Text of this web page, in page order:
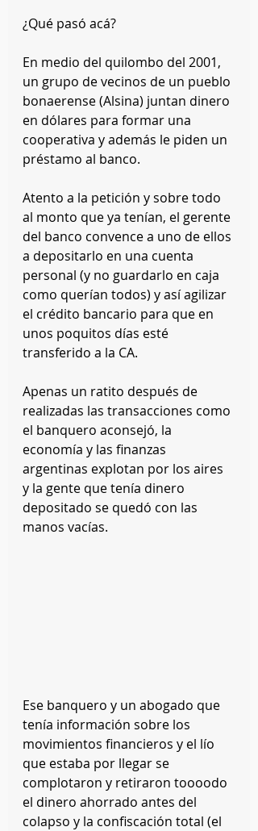
¿Qué pasó acá?
En medio del quilombo del 2001,
un grupo de vecinos de un pueblo
bonaerense (Alsina) juntan dinero
en dólares para formar una
cooperativa y además le piden un
préstamo al banco.
Atento a la petición y sobre todo
al monto que ya tenían, el gerente
del banco convence a uno de ellos
a depositarlo en una cuenta
personal (y no guardarlo en caja
como querían todos) y así agilizar
el crédito bancario para que en
unos poquitos días esté
transferido a la CA.
Apenas un ratito después de
realizadas las transacciones como
el banquero aconsejó, la
economía y las finanzas
argentinas explotan por los aires
y la gente que tenía dinero
depositado se quedó con las
manos vacías.
Ese banquero y un abogado que
tenía información sobre los
movimientos financieros y el lío
que estaba por llegar se
complotaron y retiraron toooodo
el dinero ahorrado antes del
colapso y la confiscación total (el